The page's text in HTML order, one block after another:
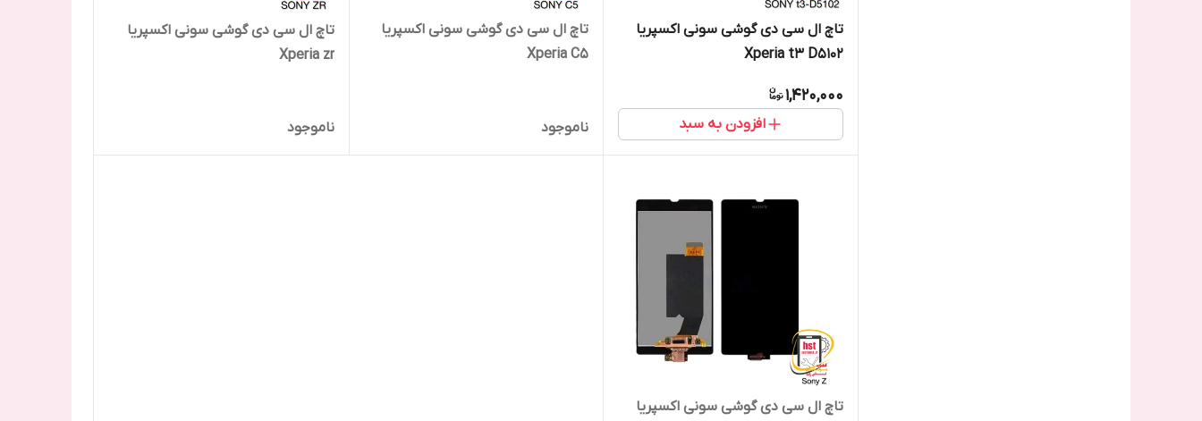
تاچ ال سی دی گوشی سونی اکسپریا
Xperia t3 D5102
1,420,000
افزودن به سبد
تاچ ال سی دی گوشی سونی اکسپریا
Xperia C5
ناموجود
تاچ ال سی دی گوشی سونی اکسپریا
Xperia zr
ناموجود
تاچ ال سی دی گوشی سونی اکسپریا